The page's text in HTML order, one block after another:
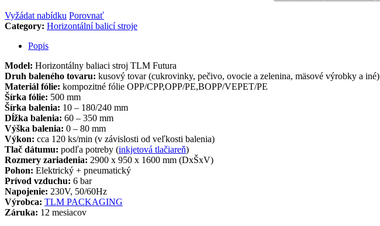
Vyžádat nabídku Porovnať
Category: Horizontální balicí stroje
Popis
Model: Horizontálny baliaci stroj TLM Futura
Druh baleného tovaru: kusový tovar (cukrovinky, pečivo, ovocie a zelenina, mäsové výrobky a iné)
Materiál fólie: kompozitné fólie OPP/CPP,OPP/PE,BOPP/VEPET/PE
Šírka fólie: 500 mm
Šírka balenia: 10 – 180/240 mm
Dĺžka balenia: 60 – 350 mm
Výška balenia: 0 – 80 mm
Výkon: cca 120 ks/min (v závislosti od veľkosti balenia)
Tlač dátumu: podľa potreby (inkjetová tlačiareň)
Rozmery zariadenia: 2900 x 950 x 1600 mm (DxŠxV)
Pohon: Elektrický + pneumatický
Prívod vzduchu: 6 bar
Napojenie: 230V, 50/60Hz
Výrobca: TLM PACKAGING
Záruka: 12 mesiacov